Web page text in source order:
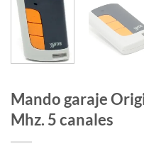
Mando garaje
Mhz. 5 canales